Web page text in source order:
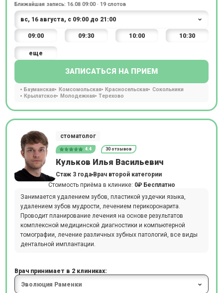
Ближайшая запись: 16.08 09:00 · 19 слотов
09:00 09:30 10:00 10:30
еще
ЗАПИСАТЬСЯ НА ПРИЕМ
Бауманская Комсомольская Красносельская
Сокольники
Крылатское
Молодежная Терехово
стоматолог
4.4 30 отзывов
Кульков Илья Васильевич
Стаж 3 года Врач второй категории
Стоимость приёма в клинике: 0₽ Бесплатно
Занимается удалением зубов, пластикой уздечки языка,
удалением зубов мудрости, лечением перикоронарита.
Проводит планирование лечения на основе результатов
комплексной медицинской диагностики и компьютерной
томографии, лечение различных зубных патологий, все виды
дентальной имплантации.
Врач принимает в 2 клиниках: